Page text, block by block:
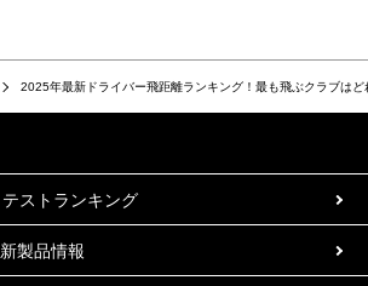
2025年最新ドライバー飛距離ランキング！最も飛ぶクラブはど
テストランキング
新製品情報